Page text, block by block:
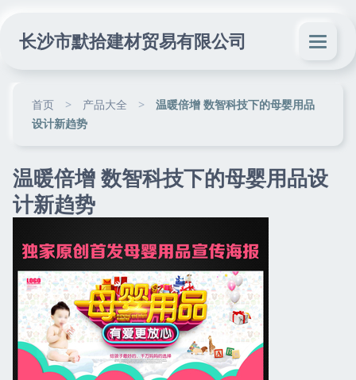
长沙市默拾建材贸易有限公司
首页 > 产品大全 >
温暖倍增 数智科技下的母婴用品
设计新趋势
温暖倍增 数智科技下的母婴用品设
计新趋势